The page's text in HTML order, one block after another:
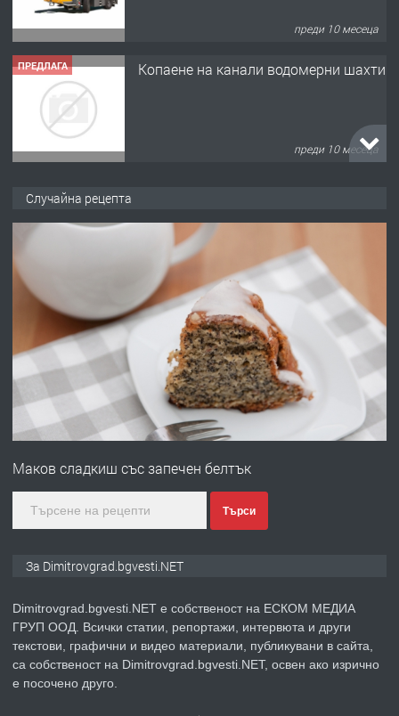
преди 10 месеца
ПРЕДЛАГА
Копаене на канали шахти септични
преди 11 месеца
ПРЕДЛАГА
преди 11 месеца
ПРЕДЛАГА Онлайн магазин за всички!
преди 11 месеца
ПРЕДЛАГА Курс Помощник-възпитател
Къща в Странско
преди 4 месеца
ПРЕДЛАГА Професионални курсове
Случайна рецепта
Маков сладкиш със запечен белтък
Търси
За Dimitrovgrad.bgvesti.NET
Dimitrovgrad.bgvesti.NET е собственост на ЕСКОМ МЕДИА
ГРУП ООД. Всички статии, репортажи, интервюта и други
текстови, графични и видео материали, публикувани в сайта,
са собственост на Dimitrovgrad.bgvesti.NET, освен ако изрично
е посочено друго.